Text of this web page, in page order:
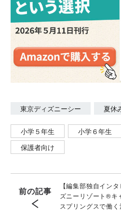
東京ディズニーシー 夏休
小学５年生 小学６年生
保護者向け
前の記事
【編集部独自イン
ズニーリゾート®
スプリングスで働